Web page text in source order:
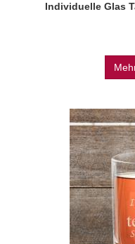
Individuelle Glas